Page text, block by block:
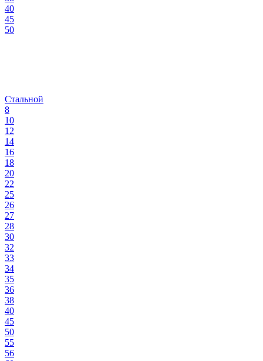
40
45
50
Стальной
8
10
12
14
16
18
20
22
25
26
27
28
30
32
33
34
35
36
38
40
45
50
55
56